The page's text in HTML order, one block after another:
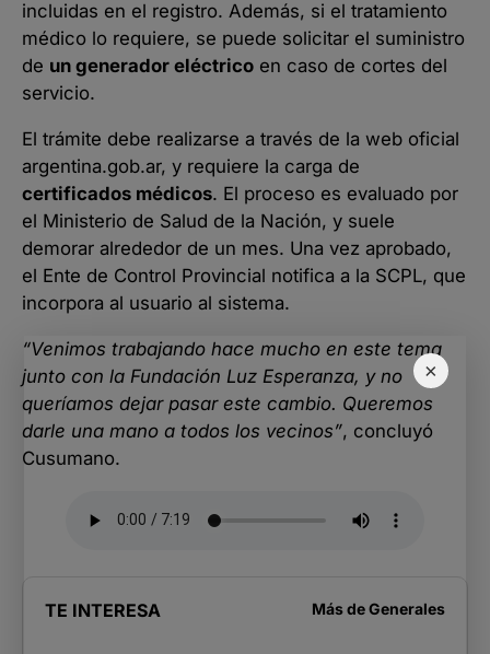
×
incluidas en el registro. Además, si el tratamiento
médico lo requiere, se puede solicitar el suministro
de un generador eléctrico en caso de cortes del
servicio.
El trámite debe realizarse a través de la web oficial
argentina.gob.ar, y requiere la carga de
certificados médicos. El proceso es evaluado por
el Ministerio de Salud de la Nación, y suele
demorar alrededor de un mes. Una vez aprobado,
el Ente de Control Provincial notifica a la SCPL, que
incorpora al usuario al sistema.
“Venimos trabajando hace mucho en este tema
junto con la Fundación Luz Esperanza, y no
queríamos dejar pasar este cambio. Queremos
darle una mano a todos los vecinos”, concluyó
Cusumano.
TE INTERESA Más deGenerales